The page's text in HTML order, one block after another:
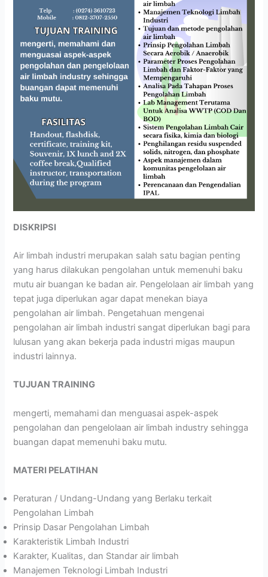
DISKRIPSI
Air limbah industri merupakan salah satu bagian penting
yang harus dilakukan pengolahan untuk memenuhi baku
mutu air buangan ke badan air. Pengelolaan air limbah yang
tepat juga diperlukan agar dapat menekan biaya
pengolahan air limbah. Pengetahuan mengenai
pengolahan air limbah industri sangat diperlukan bagi para
lulusan yang akan bekerja pada industri migas maupun
industri lainnya.
TUJUAN TRAINING
mengerti, memahami dan menguasai aspek-aspek
pengolahan dan pengelolaan air limbah industry sehingga
buangan dapat memenuhi baku mutu.
MATERI PELATIHAN
Peraturan / Undang-Undang yang Berlaku terkait
Pengolahan Limbah
Prinsip Dasar Pengolahan Limbah
Karakteristik Limbah Industri
Karakter, Kualitas, dan Standar air limbah
Manajemen Teknologi Limbah Industri